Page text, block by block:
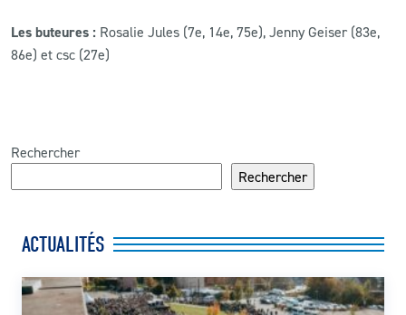
Les buteures : Rosalie Jules (7e, 14e, 75e), Jenny Geiser (83e,
86e) et csc (27e)
Rechercher
Rechercher
ACTUALITÉS